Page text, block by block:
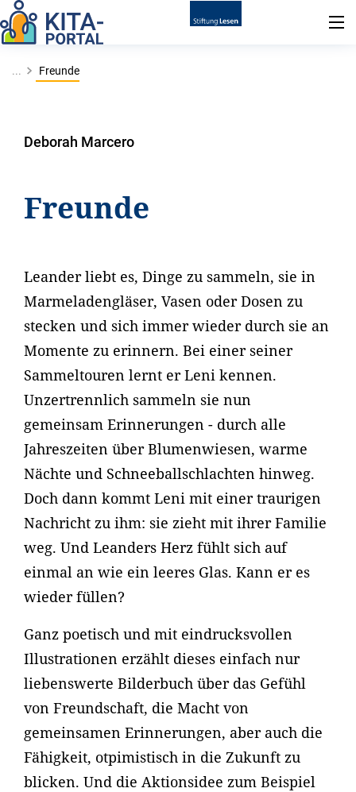
... Freunde
Deborah Marcero
Freunde
Leander liebt es, Dinge zu sammeln, sie in
Marmeladengläser, Vasen oder Dosen zu
stecken und sich immer wieder durch sie an
Momente zu erinnern. Bei einer seiner
Sammeltouren lernt er Leni kennen.
Unzertrennlich sammeln sie nun
gemeinsam Erinnerungen - durch alle
Jahreszeiten über Blumenwiesen, warme
Nächte und Schneeballschlachten hinweg.
Doch dann kommt Leni mit einer traurigen
Nachricht zu ihm: sie zieht mit ihrer Familie
weg. Und Leanders Herz fühlt sich auf
einmal an wie ein leeres Glas. Kann er es
wieder füllen?
Ganz poetisch und mit eindrucksvollen
Illustrationen erzählt dieses einfach nur
liebenswerte Bilderbuch über das Gefühl
von Freundschaft, die Macht von
gemeinsamen Erinnerungen, aber auch die
Fähigkeit, otpimistisch in die Zukunft zu
blicken. Und die Aktionsidee zum Beispiel